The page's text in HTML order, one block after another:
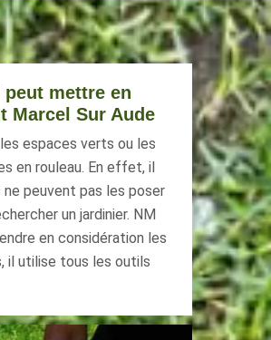
mettre en
Marcel Sur Aude
espaces verts ou les
en rouleau. En effet, il
peuvent pas les poser
un jardinier. NM
en considération les
il utilise tous les outils